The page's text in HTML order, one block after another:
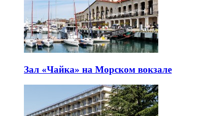
Зал «Чайка» на Морском вокзале